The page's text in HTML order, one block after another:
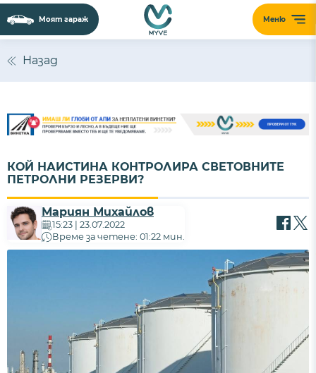
Меню
Моят гараж
Назад
КОЙ НАИСТИНА КОНТРОЛИРА СВЕТОВНИТЕ
ПЕТРОЛНИ РЕЗЕРВИ?
Мариян Михайлов
15:23 | 23.07.2022
Време за четене: 01:22 мин.